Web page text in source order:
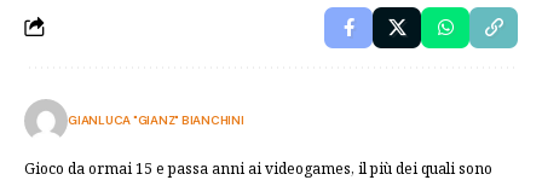
GIANLUCA "GIANZ" BIANCHINI
Gioco da ormai 15 e passa anni ai videogames, il più dei quali sono